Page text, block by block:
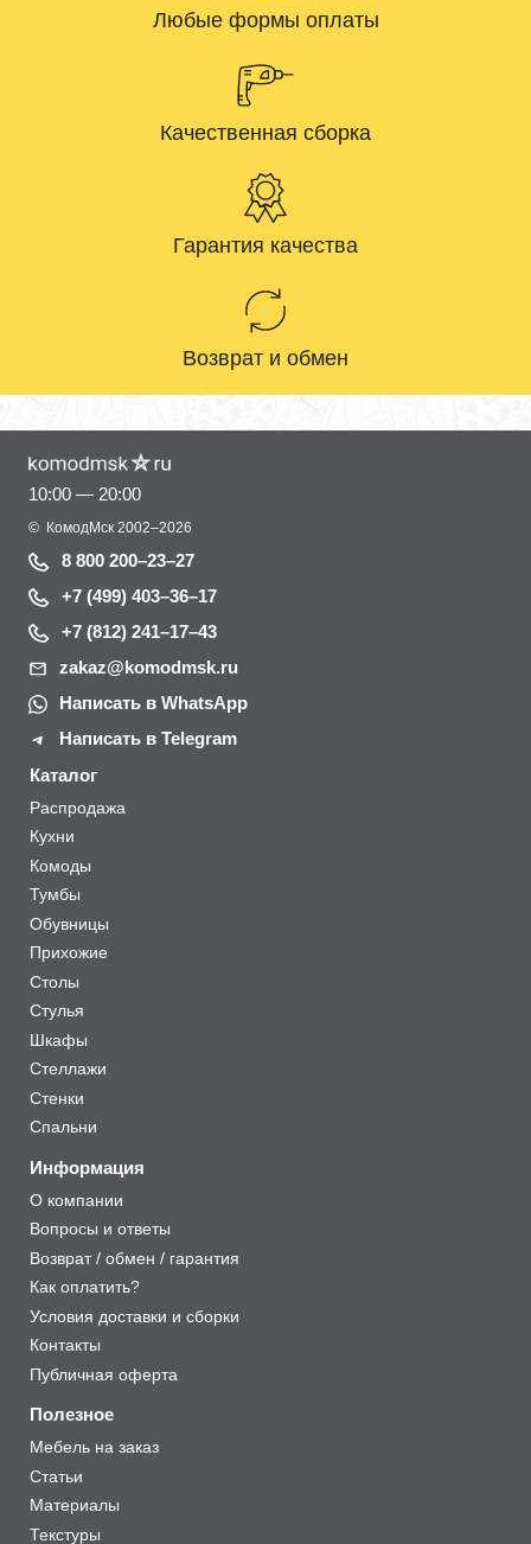
Любые формы оплаты
Качественная сборка
Гарантия качества
Возврат и обмен
10:00 — 20:00
© КомодМск 2002–2026
8 800 200–23–27
+7 (499) 403–36–17
+7 (812) 241–17–43
zakaz@komodmsk.ru
Написать в WhatsApp
Написать в Telegram
Каталог
Распродажа
Кухни
Комоды
Тумбы
Обувницы
Прихожие
Столы
Стулья
Шкафы
Стеллажи
Стенки
Спальни
Информация
О компании
Вопросы и ответы
Возврат / обмен / гарантия
Как оплатить?
Условия доставки и сборки
Контакты
Публичная оферта
Полезное
Мебель на заказ
Статьи
Материалы
Текстуры